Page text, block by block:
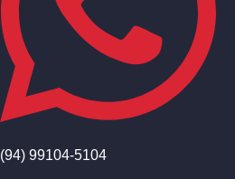
(94) 99104-5104